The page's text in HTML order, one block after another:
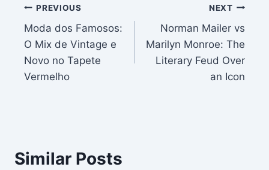
Post
navigation
PREVIOUS
Moda dos Famosos:
O Mix de Vintage e
Novo no Tapete
Vermelho
NEXT
Norman Mailer vs
Marilyn Monroe: The
Literary Feud Over
an Icon
Similar Posts